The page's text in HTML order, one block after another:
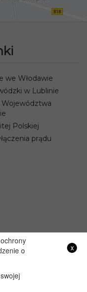
we Włodawie
w Lublinie
Województwa
Polskiej
prądu
i wykonanie x
o